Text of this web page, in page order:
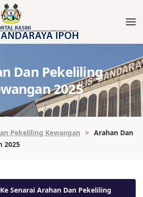
Dan Pekeliling
2025
Pekeliling Kewangan
Arahan Dan
2025
Senarai Arahan Dan Pekeliling